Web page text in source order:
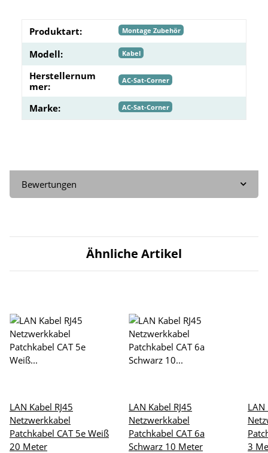
Produktart: Montage Zubehör
Modell: Kabel
Herstellernum
mer:
AC-Sat-Corner
Marke: AC-Sat-Corner
Bewertungen
Ähnliche Artikel
LAN Kabel RJ45
Netzwerkkabel
Patchkabel CAT 5e Weiß
20 Meter
LAN Kabel RJ45
Netzwerkkabel
Patchkabel CAT 6a
Schwarz 10 Meter
LAN
3